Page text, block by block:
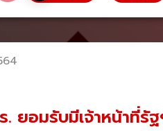
. ยอมรับมีเจ้าหน้าที่